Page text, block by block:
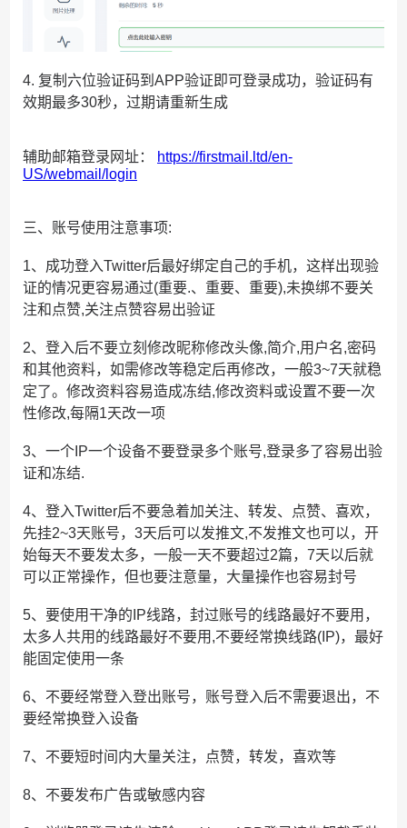
4. 复制六位验证码到APP验证即可登录成功，验证码有
效期最多30秒，过期请重新生成
辅助邮箱登录网址：
https://firstmail.ltd/en-
US/webmail/login
三、账号使用注意事项:
1、成功登入Twitter后最好绑定自己的手机，这样出现验
证的情况更容易通过(重要.、重要、重要),未换绑不要关
注和点赞,关注点赞容易出验证
2、登入后不要立刻修改昵称修改头像,简介,用户名,密码
和其他资料，如需修改等稳定后再修改，一般3~7天就稳
定了。修改资料容易造成冻结,修改资料或设置不要一次
性修改,每隔1天改一项
3、一个IP一个设备不要登录多个账号,登录多了容易出验
证和冻结.
4、登入Twitter后不要急着加关注、转发、点赞、喜欢，
先挂2~3天账号，3天后可以发推文,不发推文也可以，开
始每天不要发太多，一般一天不要超过2篇，7天以后就
可以正常操作，但也要注意量，大量操作也容易封号
5、要使用干净的IP线路，封过账号的线路最好不要用，
太多人共用的线路最好不要用,不要经常换线路(IP)，最好
能固定使用一条
6、不要经常登入登出账号，账号登入后不需要退出，不
要经常换登入设备
7、不要短时间内大量关注，点赞，转发，喜欢等
8、不要发布广告或敏感内容